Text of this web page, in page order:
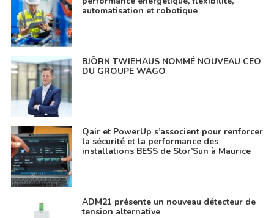
automatisation et robotique
BJÖRN TWIEHAUS NOMMÉ NOUVEAU CEO
DU GROUPE WAGO
Qair et PowerUp s’associent pour renforcer
la sécurité et la performance des
installations BESS de Stor’Sun à Maurice
ADM21 présente un nouveau détecteur de
tension alternative